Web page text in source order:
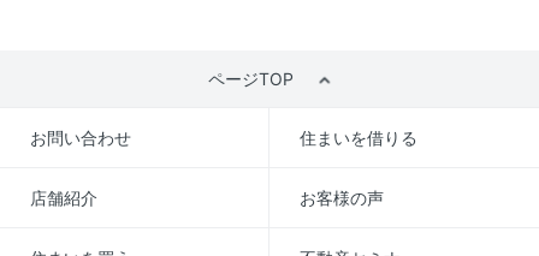
ページTOP
お問い合わせ 住まいを借りる
店舗紹介 お客様の声